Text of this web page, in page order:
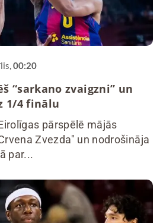
00:20
“sarkano zvaigzni” un
1/4 finālu
pārspēlē mājās
Zvezda" un nodrošināja
par...